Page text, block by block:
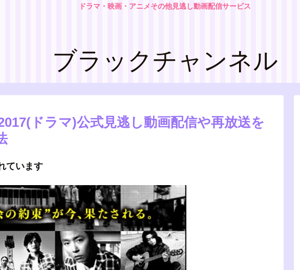
ドラマ・映画・アニメその他見逃し動画配信サービス
ブラックチャンネル
ドラマ)公式見逃し動画配信や再放送を
ています